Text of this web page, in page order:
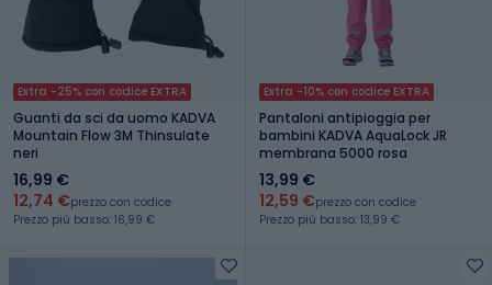
Extra -25% con codice EXTRA
Guanti da sci da uomo KADVA
Mountain Flow 3M Thinsulate
neri
16,99 €
12,74 €prezzo con codice
Prezzo più basso: 16,99 €
Extra -10% con codice EXTRA
Pantaloni antipioggia per
bambini KADVA AquaLock JR
membrana 5000 rosa
13,99 €
12,59 €prezzo con codice
Prezzo più basso: 13,99 €